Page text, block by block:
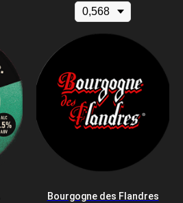
Bourgogne des Flandres